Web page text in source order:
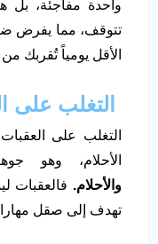
واحدة مفاجئة، بل
تتوقف، مما يفرض
الأقل يومياً تُقربك
التغلب على
التغلب على
الأحلام، وهو
والأحلام. فالعقبات
تهدف إلى صقل